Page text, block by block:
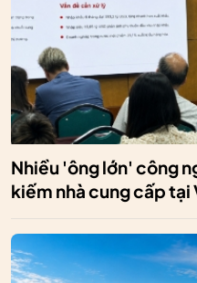
Nhiều 'ông lớn' công
kiếm nhà cung cấp tại